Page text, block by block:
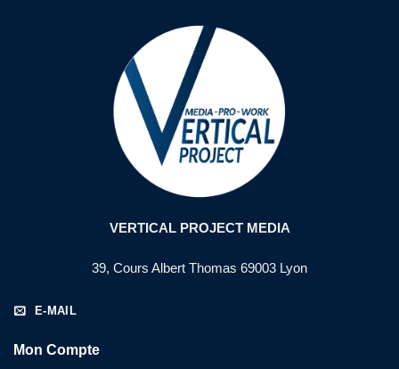
SE CONNECTER À SON COMPTE
D'ADHÉRENT
VERTICAL PROJECT MEDIA
39, Cours Albert Thomas 69003 Lyon
E-MAIL
Mon Compte